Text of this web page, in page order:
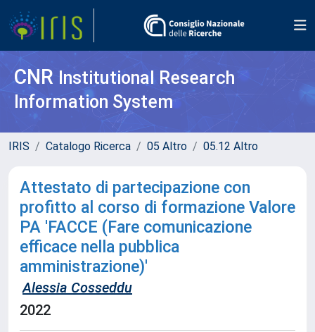
CNR Institutional Research
Information System
IRIS Catalogo Ricerca 05 Altro 05.12 Altro
Attestato di partecipazione con
profitto al corso di formazione Valore
PA 'FACCE (Fare comunicazione
efficace nella pubblica
amministrazione)'
Alessia Cosseddu
2022